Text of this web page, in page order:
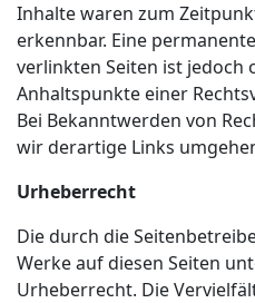
Inhalte waren zum
erkennbar. Eine
verlinkten Seiten ist jedoch
Anhaltspunkte einer
Bei Bekanntwerden von
wir derartige Links
Urheberrecht
Die durch die
Werke auf diesen Seiten
Urheberrecht. Die